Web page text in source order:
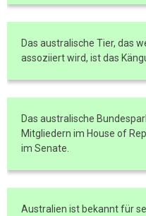
Das australische Tier, das
assoziiert wird, ist das
Das australische
Mitgliedern im House of
im Senate.
Australien ist bekannt für